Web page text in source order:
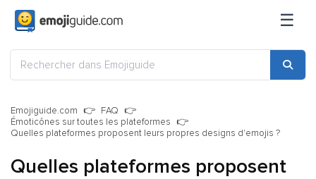
☰
Emojiguide.com
FAQ
Émoticônes sur toutes les plateformes
Quelles plateformes proposent leurs propres designs d'emojis ?
Quelles plateformes proposent